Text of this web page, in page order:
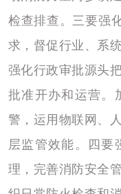
检查排查。三要强
求，督促行业、系
强化行政审批源头
批准开办和运营。
警，运用物联网、
层监管效能。四要
理，完善消防安全